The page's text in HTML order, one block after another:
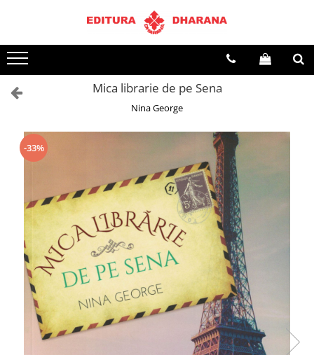
Terapii
Dietoterapie
Mica librarie de pe Sena
Nina George
-33%